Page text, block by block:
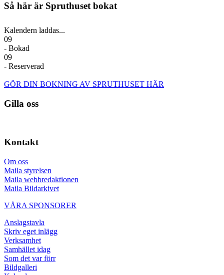
Så här är Spruthuset bokat
Kalendern laddas...
09
- Bokad
09
- Reserverad
GÖR DIN BOKNING AV SPRUTHUSET HÄR
Gilla oss
Kontakt
Om oss
Maila styrelsen
Maila webbredaktionen
Maila Bildarkivet
VÅRA SPONSORER
Anslagstavla
Skriv eget inlägg
Verksamhet
Samhället idag
Som det var förr
Bildgalleri